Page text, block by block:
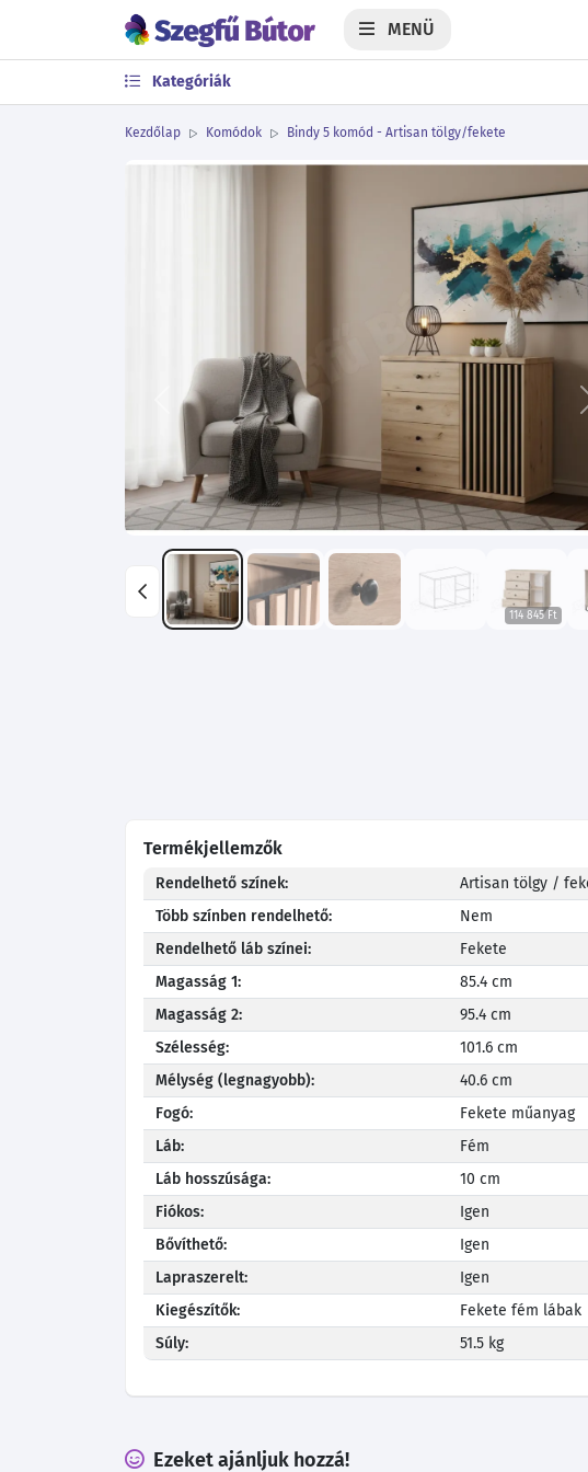
MENÜ
Kategóriák
Kezdőlap Komódok Bindy 5 komód - Artisan tölgy/fekete
Előző
114 845 Ft
Termékjellemzők
Rendelhető színek:
Artisan tölgy /
Több színben rendelhető:
Nem
Rendelhető láb színei:
Fekete
Magasság 1:
85.4 cm
Magasság 2:
95.4 cm
Szélesség:
101.6 cm
Mélység (legnagyobb):
40.6 cm
Fogó:
Fekete műanyag
Láb:
Fém
Láb hosszúsága:
10 cm
Fiókos:
Igen
Bővíthető:
Igen
Lapraszerelt:
Igen
Kiegészítők:
Fekete fém lábak
Súly:
51.5 kg
Ezeket ajánljuk hozzá!